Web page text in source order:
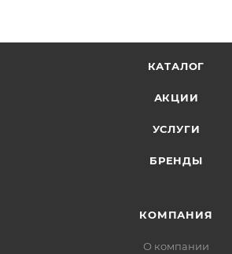
КАТАЛОГ
АКЦИИ
УСЛУГИ
БРЕНДЫ
КОМПАНИЯ
О компании